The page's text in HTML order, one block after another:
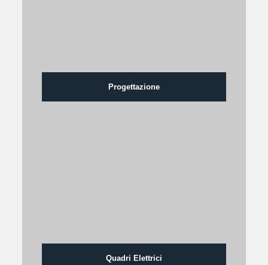
Progettazione
Quadri Elettrici